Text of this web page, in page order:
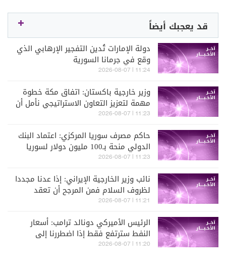
قد يعجبك أيضاً
دولة الإمارات تُدين التفجير الإرهابي الذي
وقع في جرمانا السورية
11:24 | 2026-08-07
وزير خارجية باكستان: اتفاق مكة خطوة
مهمة لتعزيز التعاون الاستراتيجي نأمل أن
يسهم بتحقيق الاستقرار بالمنطقة
11:23 | 2026-08-07
حاكم مصرف سوريا المركزي: اعتماد البنك
الدولي منحة بـ100 مليون دولار لسوريا
محطة مهمة بمسار تطوير البنية المالية
11:23 | 2026-08-07
نائب وزير الخارجية الإيراني: إذا عدنا مجددا
لظروف السلام فمن المرجح أن تعقد
اجتماعات أمنية بين دول المنطقة
11:21 | 2026-08-07
الرئيس الأميركي دونالد ترامب: أسعار
النفط سترتفع فقط إذا اضطررنا إلى
توجيه ضربة جديدة لإيران
11:20 | 2026-08-07